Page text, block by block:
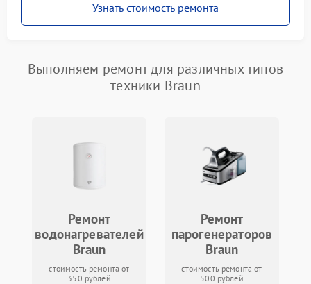
Узнать стоимость ремонта
Выполняем ремонт для различных типов
техники Braun
Ремонт
водонагревателей
Braun
стоимость ремонта от
350 рублей
Ремонт
парогенераторов
Braun
стоимость ремонта от
500 рублей